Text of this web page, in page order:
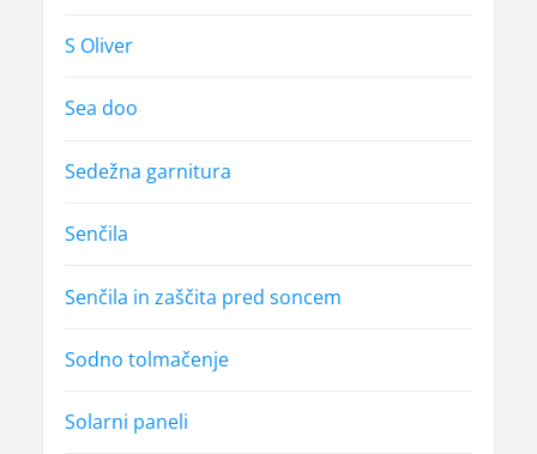
S Oliver
Sea doo
Sedežna garnitura
Senčila
Senčila in zaščita pred soncem
Sodno tolmačenje
Solarni paneli